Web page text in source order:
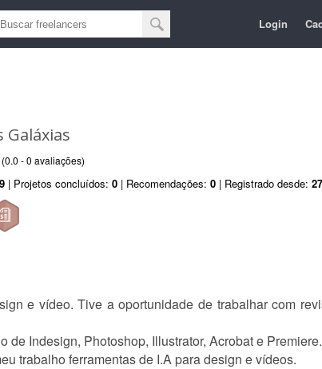
Login
Galáxias
(0.0 - 0 avaliações)
| Projetos concluídos: 0 | Recomendações: 0 | Registrado desde:
e vídeo. Tive a oportunidade de trabalhar com
Indesign, Photoshop, Illustrator, Acrobat e Premiere.
trabalho ferramentas de I.A para design e vídeos.